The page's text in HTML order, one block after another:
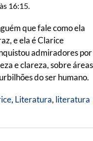
16:15.
que fale como ela
e ela é Clarice
admiradores por
e clareza, sobre áreas
do ser humano.
, Literatura, literatura